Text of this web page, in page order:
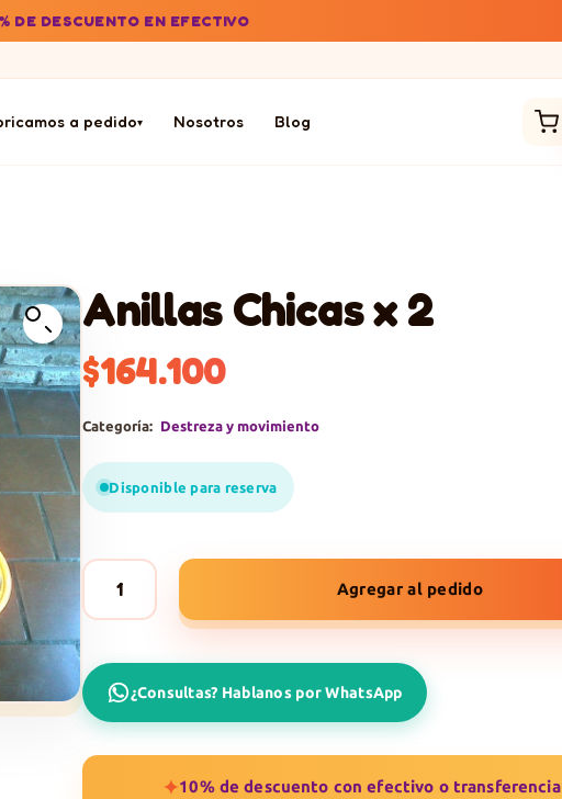
DE DESCUENTO EN EFECTIVO
a pedido▾ Nosotros Blog
Anillas Chicas x 2
$164.100
Categoría: Destreza y movimiento
Disponible para reserva
Anillas
x
2
cantidad
Agregar al pedido
¿Consultas? Hablanos por WhatsApp
✦10% de descuento con efectivo o transferencia